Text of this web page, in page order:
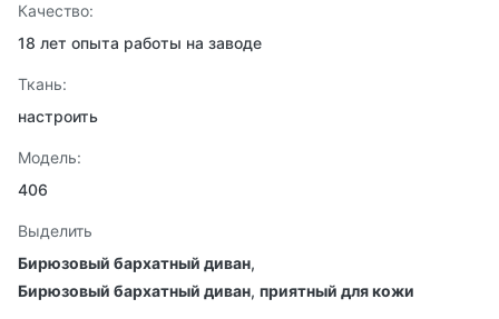
Качество:
18 лет опыта работы на заводе
Ткань:
настроить
Модель:
406
Выделить
Бирюзовый бархатный диван,
Бирюзовый бархатный диван, приятный для кожи